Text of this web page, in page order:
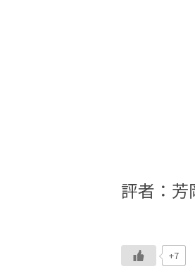
評者：芳
+7